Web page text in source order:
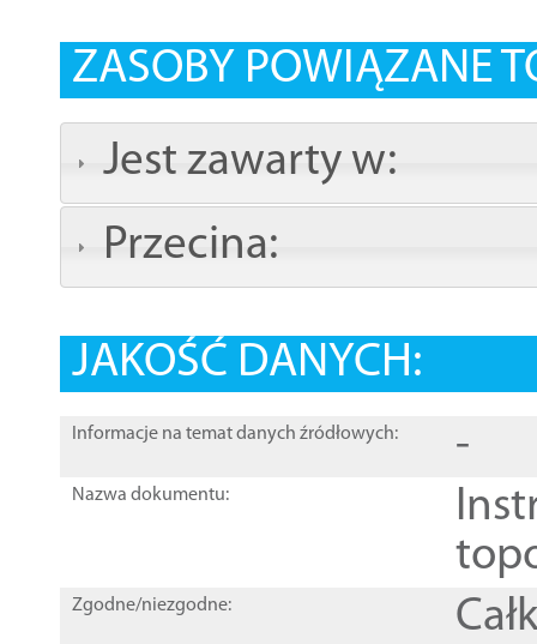
ZASOBY POWIĄZANE
Jest zawarty w:
Przecina:
JAKOŚĆ DANYCH:
Informacje na temat danych źródłowych: -
Nazwa dokumentu:
Zgodne/niezgodne: